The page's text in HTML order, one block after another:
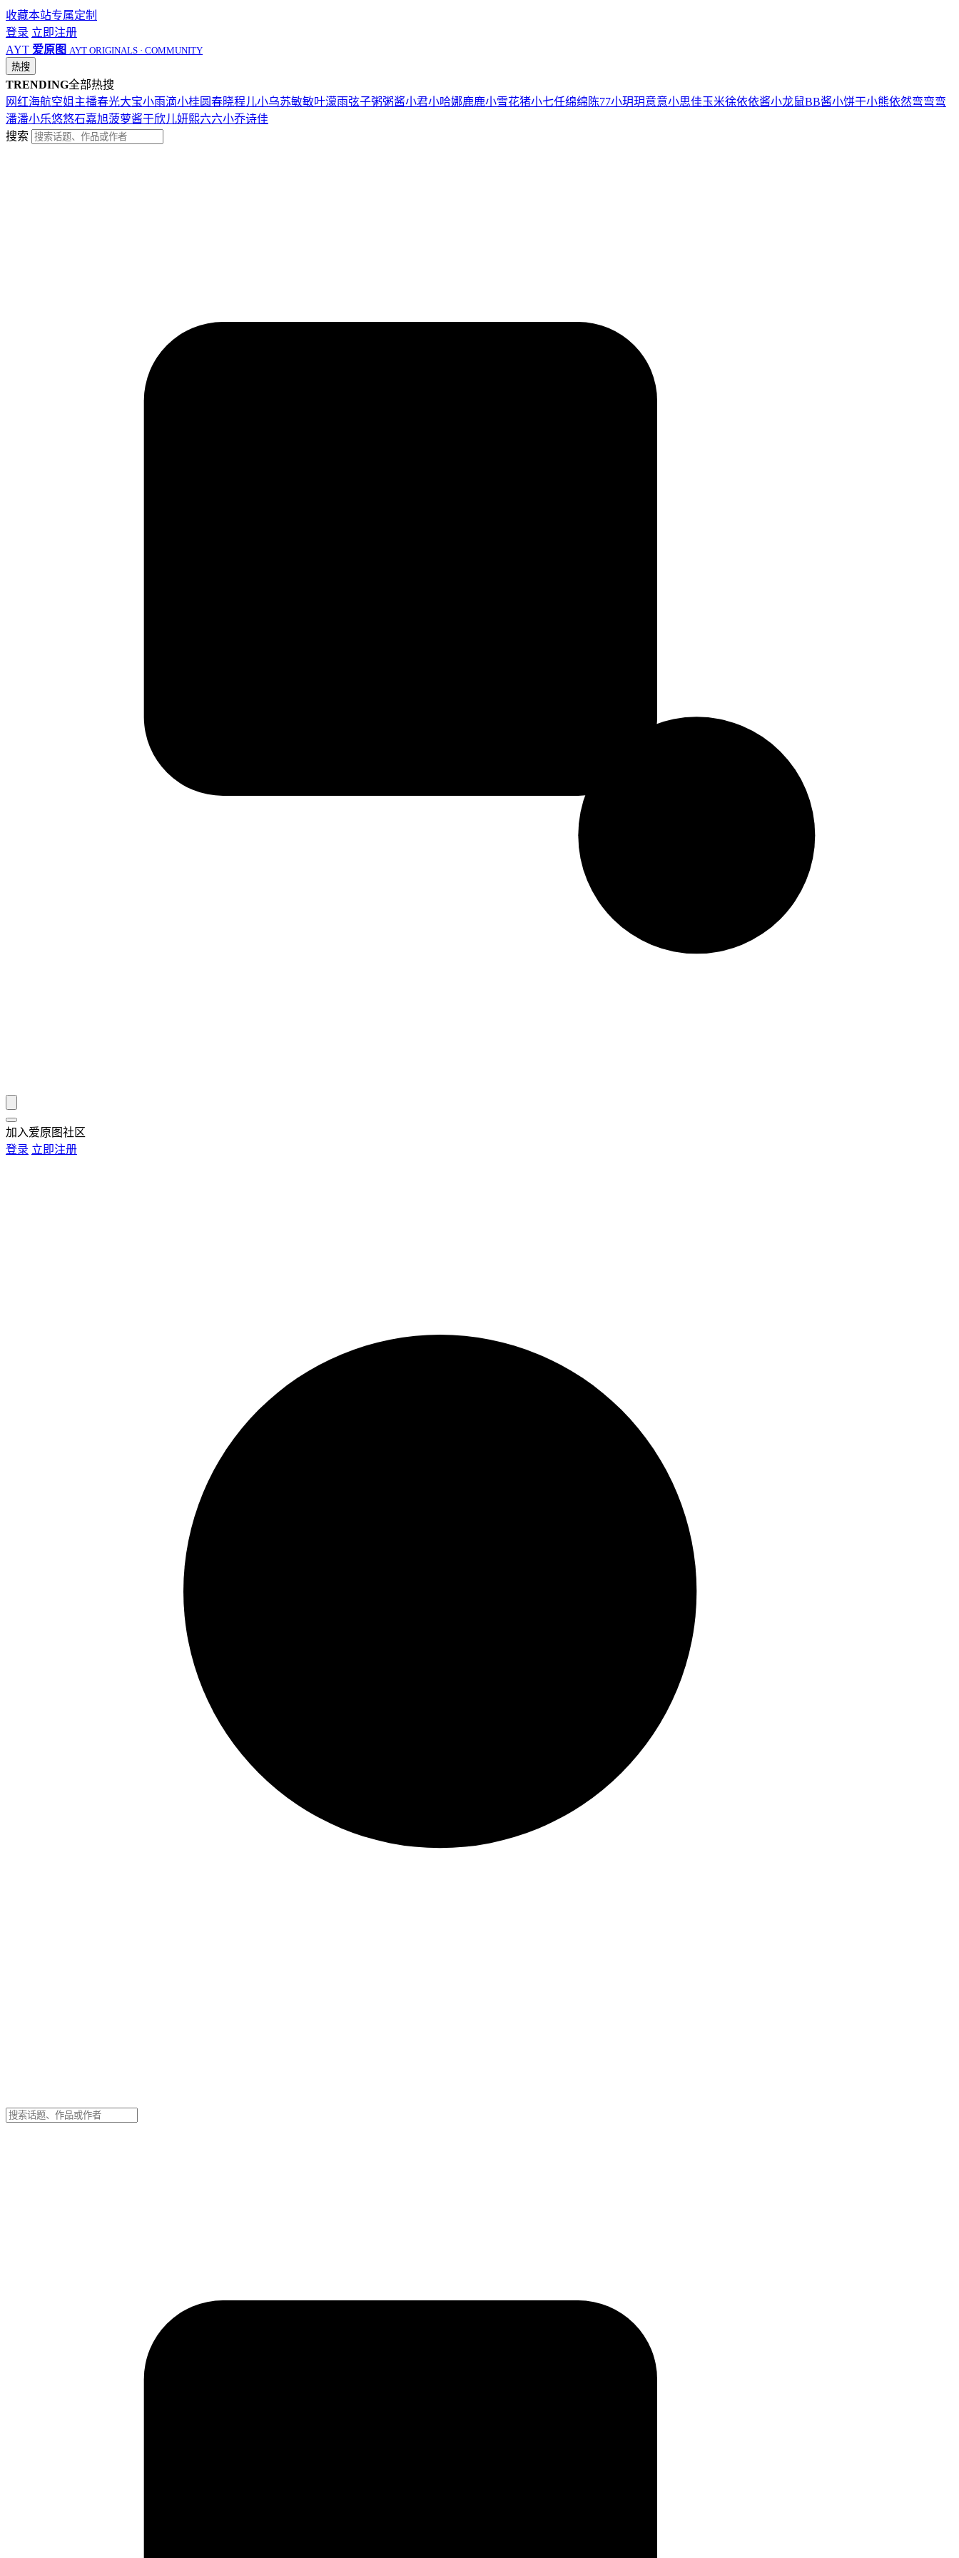
收藏本站专属定制
登录 立即注册
AYT 爱原图 AYT ORIGINALS · COMMUNITY
热搜
TRENDING全部热搜
网红海航空姐 主播春光大宝小雨滴小桂圆春晓程儿小乌苏敏敏叶濛雨弦子粥粥酱小君小哈娜鹿鹿小雪花猪小七任绵绵 陈77小玥玥意意小思佳玉米徐依依酱小龙鼠BB酱小饼干小熊依然弯弯弯
潘潘小乐悠悠石嘉旭菠萝酱于欣儿妍熙六六小乔诗佳
搜索
加入爱原图社区
登录 立即注册